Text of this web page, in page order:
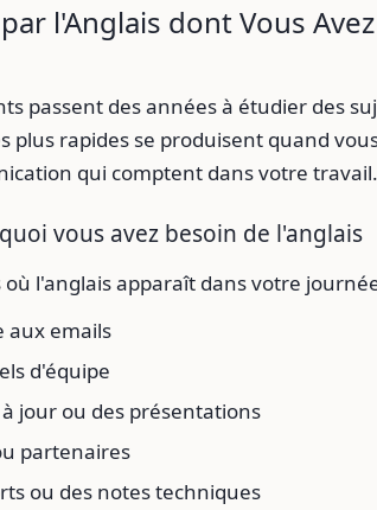
l'Anglais dont Vous
passent des années à étudier des
plus rapides se produisent quand
qui comptent dans votre travail.
vous avez besoin de l'anglais
l'anglais apparaît dans votre
aux emails
d'équipe
jour ou des présentations
partenaires
ou des notes techniques